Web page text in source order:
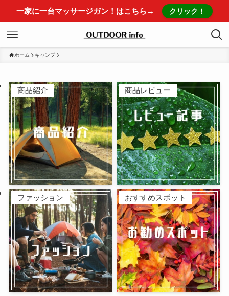
一家に一台マッサージガン！はこちら→ クリック！
ホーム キャンプ
商品紹介 商品レビュー
ファッション おすすめスポット